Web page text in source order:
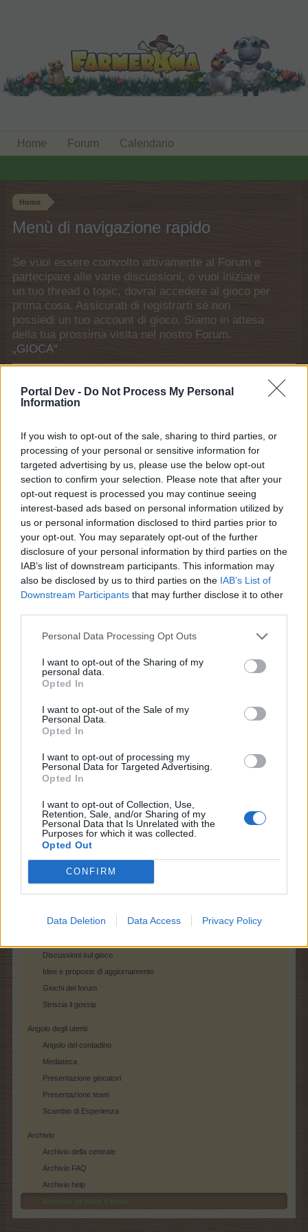
Portal Dev - Do Not Process My Personal
Information
If you wish to opt-out of the sale, sharing to third parties, or
processing of your personal or sensitive information for
targeted advertising by us, please use the below opt-out
section to confirm your selection. Please note that after your
opt-out request is processed you may continue seeing
interest-based ads based on personal information utilized by
us or personal information disclosed to third parties prior to
your opt-out. You may separately opt-out of the further
disclosure of your personal information by third parties on the
IAB’s list of downstream participants. This information may
also be disclosed by us to third parties on the IAB’s List of
Downstream Participants that may further disclose it to other
Personal Data Processing Opt Outs
I want to opt-out of the Sharing of my
personal data.
Opted In
I want to opt-out of the Sale of my
Personal Data.
Opted In
I want to opt-out of processing my
Personal Data for Targeted Advertising.
Opted In
I want to opt-out of Collection, Use,
Retention, Sale, and/or Sharing of my
Personal Data that Is Unrelated with the
Purposes for which it was collected.
Opted Out
CONFIRM
Data Deletion Data Access Privacy Policy
Home
Menù di navigazione rapido
Se vuoi essere coinvolto attivamente al Forum e
partecipare alle varie discussioni, o vuoi iniziare
un tuo thread o topic, dovrai accedere al gioco per
prima cosa. Assicurati di registrarti se non
possiedi un tuo account di gioco. Siamo in attesa
della tua prossima visita nel nostro Forum.
„GIOCA“
Home
Utenti in vista
Ultime attività
Accedi o registrati
Lista dei forum
Regole della casa
Regole della casa
Avvisi tecnici
Blog sviluppatori
Indice / descrizioni
FAQ gioco
FAQ tecniche
FAQ pagamenti
Domande generali
Domande tecniche
Concorsi ufficiali del forum
Discussioni sul gioco
Idee e proposte di aggiornamento
Giochi del forum
Striscia il gossip
Angolo degli utenti
Angolo del contadino
Mediateca
Presentazione giocatori
Presentazione team
Scambio di Esperienza
Archivio
Archivio della centrale
Archivio FAQ
Archivio help
Home Forum Calendario